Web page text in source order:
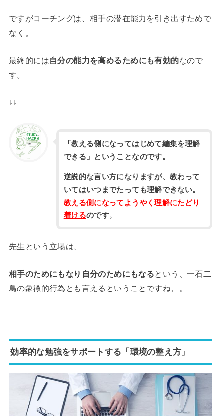
ですがコーチングは、相手の潜在能力を引き出すためで
なく。
最終的には自分の能力を高めるためにも有効的なので
す。
↓↓
「教える側になってはじめて編集を理解
できる」ということなのです。
逆説的な言い方になりますが、教わって
いてはいつまでたっても理解できない。
教える側になってようやく理解にたどり
着けるのです。
先生という立場は、
相手のためにもなり自分のためにもなる という、一石二
鳥の象徴的行為とも言えるということですね。。
効率的な勉強をサポートする「環境の整え方」